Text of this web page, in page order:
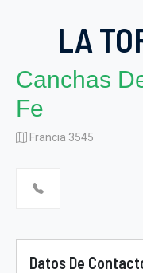
LA
Canchas
Fe
Francia 3545
Datos De